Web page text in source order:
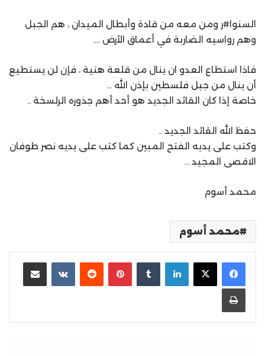
السنوا#ر ومن معه من قادة وأبطال الميدان ، هم الجبل
وهم رواسيه الضاربة في أعماق الأرض ….
فاذا استطاع العدو ان ينال من قلعة هنية ، فإن لن يستطيع
أن ينال من جبل فلسطين بإذن الله …
خاصة إذا كان القائد الجديد هو أحد أهم جذوره الرلسخة ..
حفظ الله القائد الجديد ..
وكتب على يديه الفتح المبين كما كتب على يديه نصر طوفان
الاقصى المجيد …
محمد أسوم
محمد أسوم
لينكدإن بينتيريست مشاركة عبر البريد
طباعة